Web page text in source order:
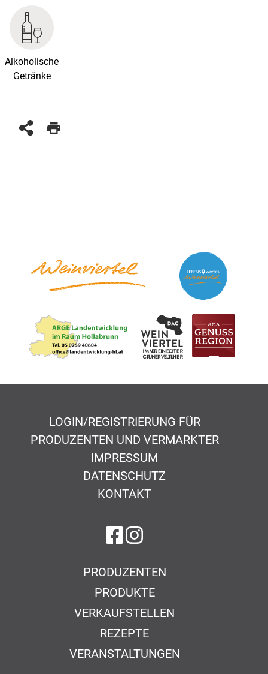
Alkoholische
Getränke
LOGIN/REGISTRIERUNG FÜR
PRODUZENTEN UND VERMARKTER
IMPRESSUM
DATENSCHUTZ
KONTAKT
auf Facebook
auf Instagram
PRODUZENTEN
PRODUKTE
VERKAUFSTELLEN
REZEPTE
VERANSTALTUNGEN